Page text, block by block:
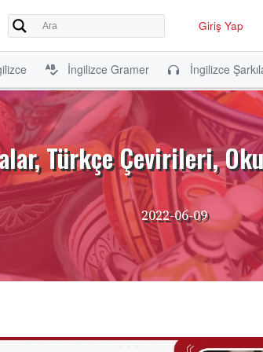
Giriş Yap
İngilizce Gramer İngilizce
Türkçe Çevirileri,
2022-06-09